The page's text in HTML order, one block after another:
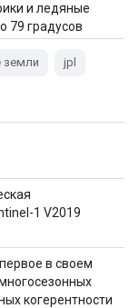
и ледяные
79 градусов
земли jpl
1 V2019
в своем
когерентности